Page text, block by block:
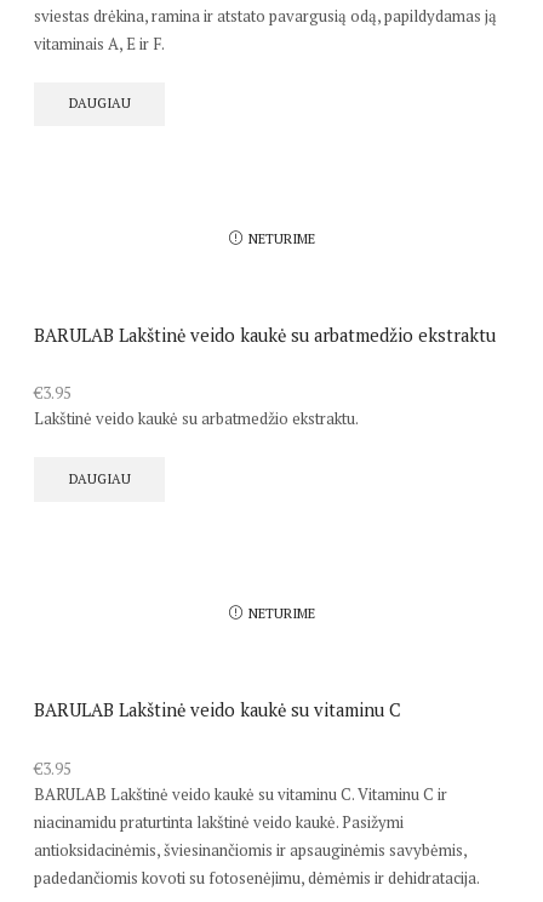
sviestas drėkina, ramina ir atstato pavargusią odą, papildydamas ją
vitaminais A, E ir F.
DAUGIAU
NETURIME
BARULAB Lakštinė veido kaukė su arbatmedžio ekstraktu
€3.95
Lakštinė veido kaukė su arbatmedžio ekstraktu.
DAUGIAU
NETURIME
BARULAB Lakštinė veido kaukė su vitaminu C
€3.95
BARULAB Lakštinė veido kaukė su vitaminu C. Vitaminu C ir
niacinamidu praturtinta lakštinė veido kaukė. Pasižymi
antioksidacinėmis, šviesinančiomis ir apsauginėmis savybėmis,
padedančiomis kovoti su fotosenėjimu, dėmėmis ir dehidratacija.